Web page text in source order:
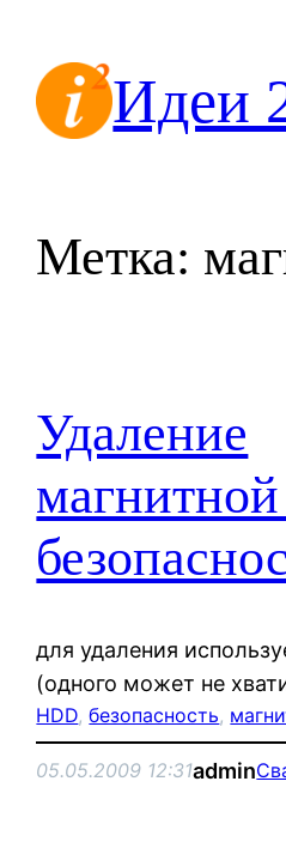
содержимомуИдеи
Метка:
Удаление
для удаления
(одного может не
HDD, безопасность,
05.05.2009 12:31admin